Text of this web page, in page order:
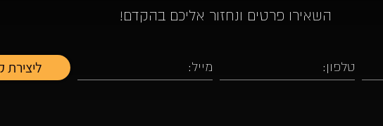
השאירו פרטים ונחזור אליכם בהקדם!